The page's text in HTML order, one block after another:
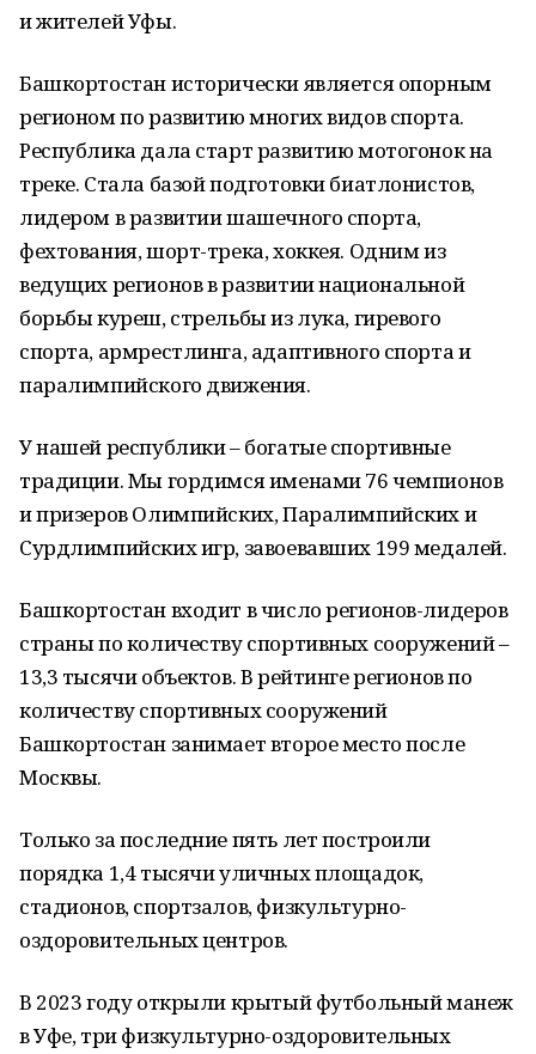
и жителей Уфы.
Башкортостан исторически является опорным
регионом по развитию многих видов спорта.
Республика дала старт развитию мотогонок на
треке. Стала базой подготовки биатлонистов,
лидером в развитии шашечного спорта,
фехтования, шорт-трека, хоккея. Одним из
ведущих регионов в развитии национальной
борьбы куреш, стрельбы из лука, гиревого
спорта, армрестлинга, адаптивного спорта и
паралимпийского движения.
У нашей республики – богатые спортивные
традиции. Мы гордимся именами 76 чемпионов
и призеров Олимпийских, Паралимпийских и
Сурдлимпийских игр, завоевавших 199 медалей.
Башкортостан входит в число регионов-лидеров
страны по количеству спортивных сооружений –
13,3 тысячи объектов. В рейтинге регионов по
количеству спортивных сооружений
Башкортостан занимает второе место после
Москвы.
Только за последние пять лет построили
порядка 1,4 тысячи уличных площадок,
стадионов, спортзалов, физкультурно-
оздоровительных центров.
В 2023 году открыли крытый футбольный манеж
в Уфе, три физкультурно-оздоровительных